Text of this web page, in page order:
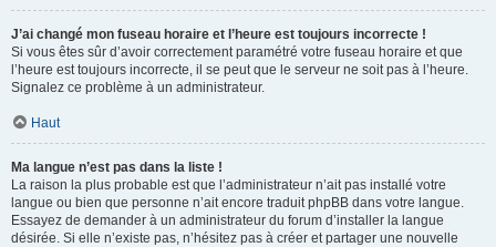
J’ai changé mon fuseau horaire et l’heure est toujours incorrecte !
Si vous êtes sûr d’avoir correctement paramétré votre fuseau horaire et que
l’heure est toujours incorrecte, il se peut que le serveur ne soit pas à l’heure.
Signalez ce problème à un administrateur.
Haut
Ma langue n’est pas dans la liste !
La raison la plus probable est que l’administrateur n’ait pas installé votre
langue ou bien que personne n’ait encore traduit phpBB dans votre langue.
Essayez de demander à un administrateur du forum d’installer la langue
désirée. Si elle n’existe pas, n’hésitez pas à créer et partager une nouvelle